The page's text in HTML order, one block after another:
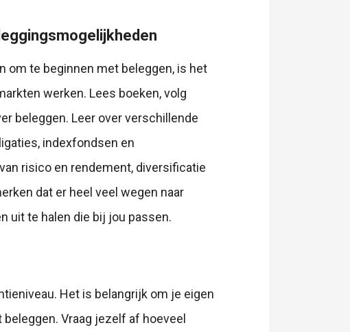
om te beginnen met beleggen, is het
werken. Lees boeken, volg
beleggen. Leer over verschillende
indexfondsen en
risico en rendement, diversificatie
dat er heel veel wegen naar
uit te halen die bij jou passen.
Het is belangrijk om je eigen
Vraag jezelf af hoeveel